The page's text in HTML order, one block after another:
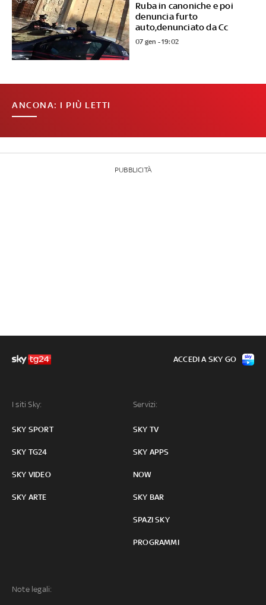
Ruba in canoniche e poi
denuncia furto
auto,denunciato da Cc
07 gen - 19:02
ANCONA: I PIÙ LETTI
PUBBLICITÀ
I siti Sky:
SKY SPORT
SKY TG24
SKY VIDEO
SKY ARTE
Servizi:
SKY TV
SKY APPS
NOW
SKY BAR
SPAZI SKY
PROGRAMMI
Note legali:
ACCEDI A SKY GO